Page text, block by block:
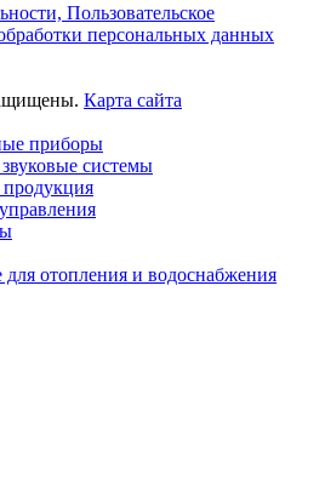
Пользовательское
персональных данных
Карта сайта
приборы
системы
отопления и водоснабжения